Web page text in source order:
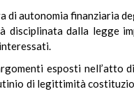
di autonomia finanziaria
dalla legge
esposti nell’atto
di legittimità